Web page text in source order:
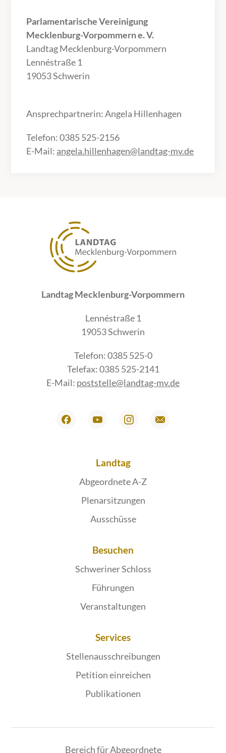
Parlamentarische Vereinigung
Mecklenburg-Vorpommern e. V.
Landtag Mecklenburg-Vorpommern
Lennéstraße 1
19053 Schwerin
Ansprechpartnerin: Angela Hillenhagen
Telefon: 0385 525-2156
E-Mail: angela.hillenhagen@landtag-mv.de
Landtag Mecklenburg-Vorpommern
Lennéstraße 1
19053 Schwerin
Telefon: 0385 525-0
Telefax: 0385 525-2141
E-Mail: poststelle@landtag-mv.de
Landtag
Abgeordnete A-Z
Plenarsitzungen
Ausschüsse
Besuchen
Schweriner Schloss
Führungen
Veranstaltungen
Services
Stellenausschreibungen
Petition einreichen
Publikationen
Bereich für Abgeordnete